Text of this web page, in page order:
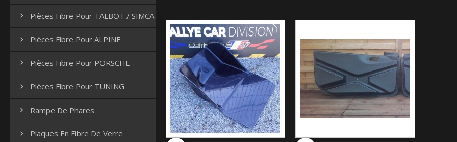
 Pièces Fibre Pour TALBOT / SIMCA
 Pièces Fibre Pour ALPINE
 Pièces Fibre Pour PORSCHE
 Pièces Fibre Pour TUNING
 Rampe De Phares
 Plaques En Fibre De Verre